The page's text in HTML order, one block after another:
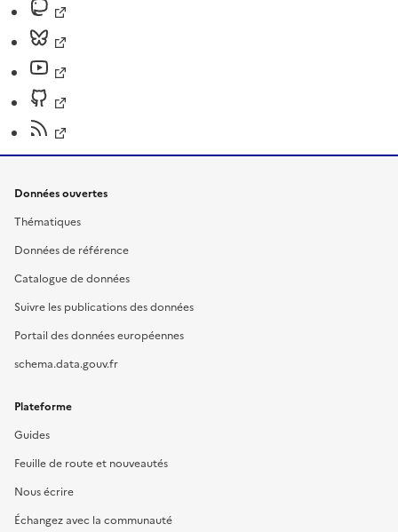
Données ouvertes
Thématiques
Données de référence
Catalogue de données
Suivre les publications des données
Portail des données européennes
schema.data.gouv.fr
Plateforme
Guides
Feuille de route et nouveautés
Nous écrire
Échangez avec la communauté